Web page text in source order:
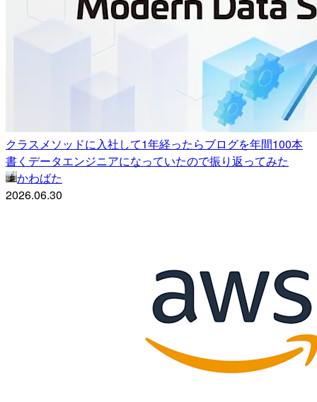
クラスメソッドに入社して1年経ったらブログを年間100本
書くデータエンジニアになっていたので振り返ってみた
かわばた
2026.06.30